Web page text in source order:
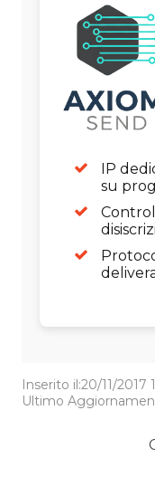
IP
su
Inserito il:20/11/2017
Ultimo